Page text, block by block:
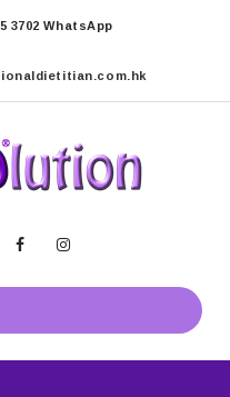
3702 WhatsApp